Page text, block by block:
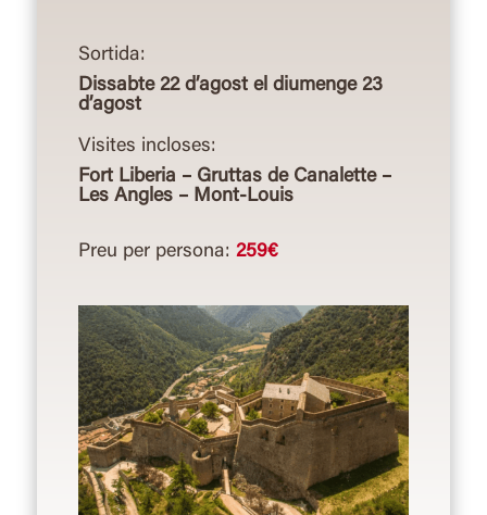
Sortida:
Dissabte 22 d’agost el diumenge 23
d’agost
Visites incloses:
Fort Liberia – Gruttas de Canalette –
Les Angles – Mont-Louis
Preu per persona: 259€